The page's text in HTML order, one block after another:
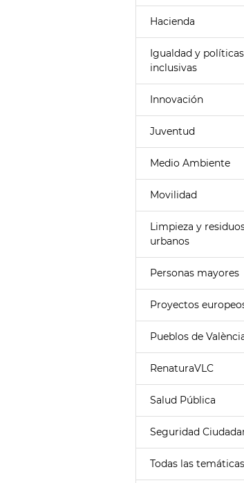
Hacienda
Igualdad y políticas
inclusivas
Innovación
Juventud
Medio Ambiente
Movilidad
Limpieza y
urbanos
Personas mayores
Proyectos
Pueblos de
RenaturaVLC
Salud Pública
Seguridad
Todas las temáticas